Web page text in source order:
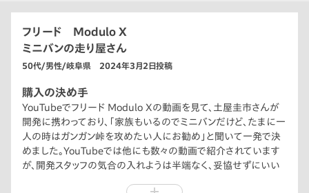
フリード Modulo X
ミニバンの走り屋さん
50代/男性/岐阜県 2024年3月2日投稿
購入の決め手
YouTubeでフリード Modulo Xの動画を見て、土屋圭市さんが
開発に携わっており、「家族もいるのでミニバンだけど、たまに一
人の時はガンガン峠を攻めたい人にお勧め」と聞いて一発で決
めました。YouTubeでは他にも数々の動画で紹介されています
が、開発スタッフの気合の入れようは半端なく、妥協せずにいい